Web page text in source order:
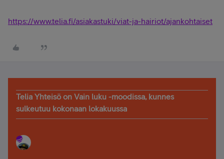
https://www.telia.fi/asiakastuki/viat-ja-hairiot/ajankohtaiset
Telia Yhteisö on Vain luku -moodissa, kunnes
sulkeutuu kokonaan lokakuussa